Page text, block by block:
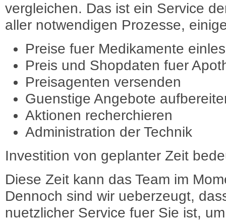
vergleichen. Das ist ein Service
aller notwendigen Prozesse,
Preise fuer Medikamente
Preis und Shopdaten fuer
Preisagenten versenden
Guenstige Angebote
Aktionen recherchieren
Administration der Technik
Investition von geplanter Zeit
Diese Zeit kann das Team im
Dennoch sind wir ueberzeugt,
nuetzlicher Service fuer Sie ist,